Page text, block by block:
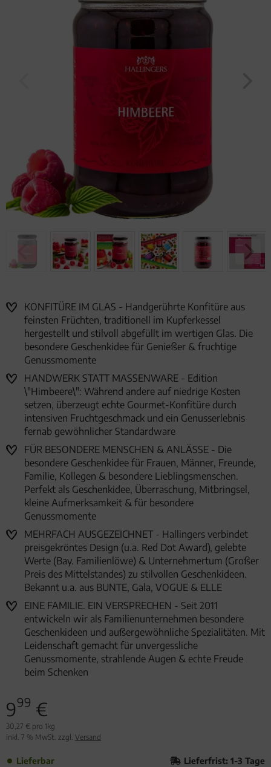
KONFITÜRE IM GLAS - Handgerührte Konfitüre aus
feinsten Früchten, traditionell im Kupferkessel
hergestellt und stilvoll abgefüllt im wertigen Glas. Die
besondere Geschenkidee für Genießer & fruchtige
Genussmomente
HANDWERK STATT MASSENWARE - Edition
\"Himbeere\": Während andere auf niedrige Kosten
setzen, überzeugt echte Gourmet-Konfitüre durch
intensiven Fruchtgeschmack und ein Genusserlebnis
fernab gewöhnlicher Standardware
FÜR BESONDERE MENSCHEN & ANLÄSSE - Die
besondere Geschenkidee für Frauen, Männer, Freunde,
Familie, Kollegen & besondere Lieblingsmenschen.
Perfekt als Geschenkidee, Überraschung, Mitbringsel,
kleine Aufmerksamkeit & für besondere
Genussmomente
MEHRFACH AUSGEZEICHNET - Hallingers verbindet
preisgekröntes Design (u.a. Red Dot Award), gelebte
Werte (Bay. Familienlöwe) & Unternehmertum (Großer
Preis des Mittelstandes) zu stilvollen Geschenkideen.
Bekannt u.a. aus BUNTE, Gala, VOGUE & ELLE
EINE FAMILIE. EIN VERSPRECHEN - Seit 2011
entwickeln wir als Familienunternehmen besondere
Geschenkideen und außergewöhnliche Spezialitäten. Mit
Leidenschaft gemacht für unvergessliche
Genussmomente, strahlende Augen & echte Freude
beim Schenken
999 €
30,27 € pro 1kg
inkl. 7 % MwSt. zzgl. Versand
Lieferbar Lieferfrist: 1-3 Tage